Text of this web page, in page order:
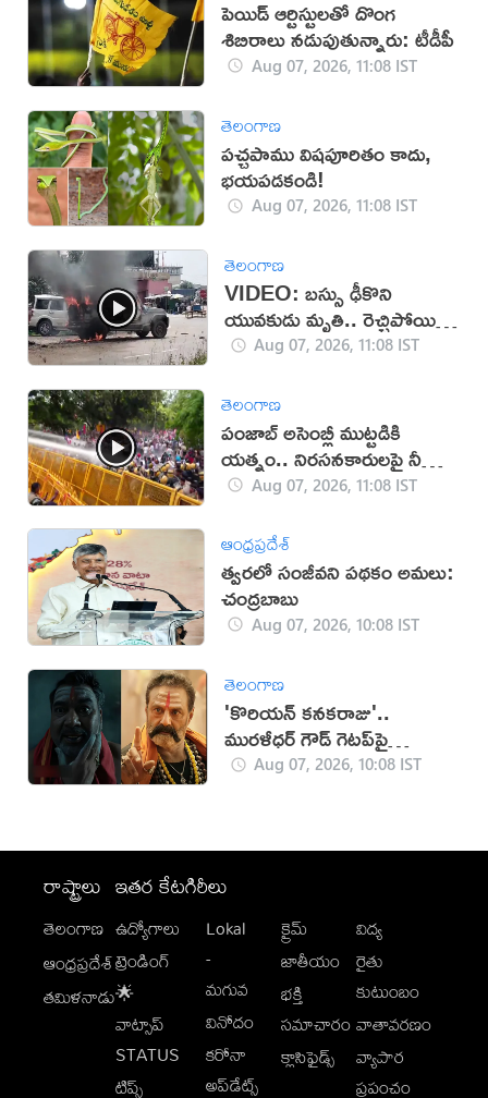
పెయిడ్ ఆర్టిస్టులతో దొంగ
శిబిరాలు నడుపుతున్నారు: టీడీపీ
Aug 07, 2026, 11:08 IST
తెలంగాణ
పచ్చపాము విషపూరితం కాదు,
భయపడకండి!
Aug 07, 2026, 11:08 IST
తెలంగాణ
VIDEO: బస్సు ఢీకొని
యువకుడు మృతి.. రెచ్చిపోయిన
స్థానికులు!
Aug 07, 2026, 11:08 IST
తెలంగాణ
పంజాబ్ అసెంబ్లీ ముట్టడికి
యత్నం.. నిరసనకారులపై నీళ్ల
ఫిరంగులు!
Aug 07, 2026, 11:08 IST
ఆంధ్రప్రదేశ్
త్వరలో సంజీవని పథకం అమలు:
చంద్రబాబు
Aug 07, 2026, 10:08 IST
తెలంగాణ
'కొరియన్ కనకరాజు'..
మురళీధర్ గౌడ్ గెటప్‌పై
విమర్శలు!
Aug 07, 2026, 10:08 IST
రాష్ట్రాలు
తెలంగాణ
ఆంధ్రప్రదేశ్
తమిళనాడు
ఇతర కేటగిరీలు
ఉద్యోగాలు
ట్రెండింగ్
🌟
వాట్సాప్
STATUS
టిప్స్
Lokal
-
మగువ
వినోదం
కరోనా
అప్‌డేట్స్
క్రైమ్
జాతీయం
భక్తి
సమాచారం
క్లాసిఫైడ్స్
విద్య
రైతు
కుటుంబం
వాతావరణం
వ్యాపార
ప్రపంచం